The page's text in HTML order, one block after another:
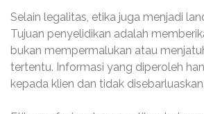
Selain legalitas, etika juga menjadi
Tujuan penyelidikan adalah
bukan mempermalukan atau
tertentu. Informasi yang diperoleh
kepada klien dan tidak disebarluaskan.